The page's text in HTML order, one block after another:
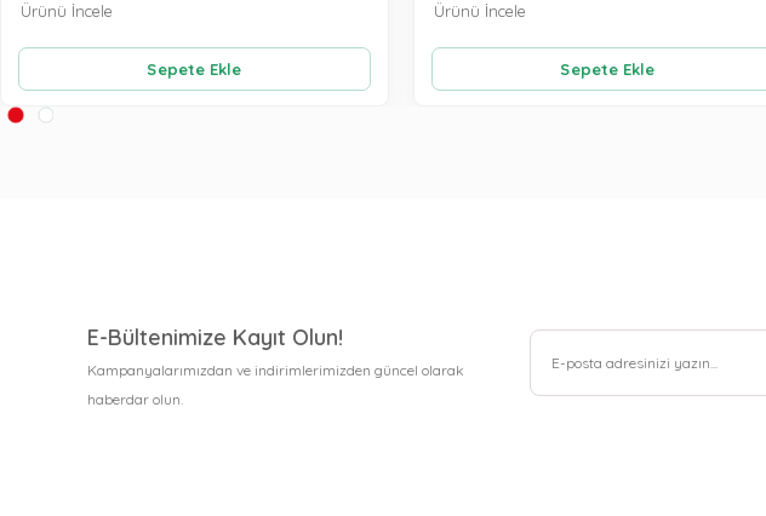
Sepete Ekle
Ürünü İncele
Sepete Ekle
Ürünü İncele
E-Bültenimize Kayıt Olun!
Kampanyalarımızdan ve indirimlerimizden güncel olarak
haberdar olun.